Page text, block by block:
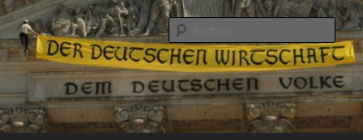
Reizzentrum
Politik, Wirtschaft, Soziales und Gesellschaft